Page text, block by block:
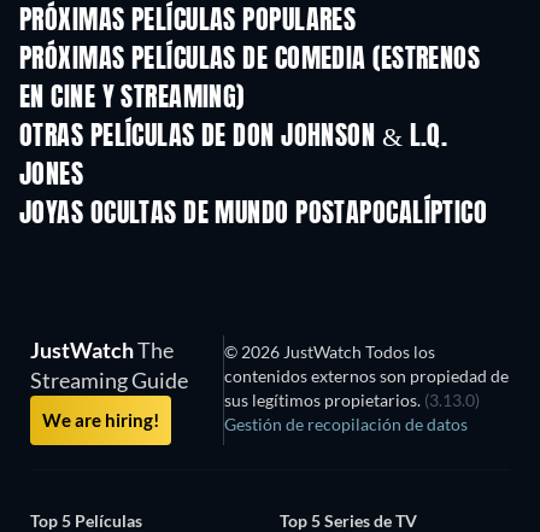
PRÓXIMAS PELÍCULAS POPULARES
PRÓXIMAS PELÍCULAS DE COMEDIA (ESTRENOS
EN CINE Y STREAMING)
OTRAS PELÍCULAS DE DON JOHNSON & L.Q.
JONES
JOYAS OCULTAS DE MUNDO POSTAPOCALÍPTICO
JustWatchThe
Streaming Guide
We are hiring!
© 2026 JustWatch Todos los
contenidos externos son propiedad de
sus legítimos propietarios. (3.13.0)
Gestión de recopilación de datos
Top 5 Películas
Top 5 Series de TV